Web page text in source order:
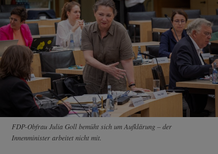
FDP-Obfrau Julia Goll bemüht sich um Aufklärung – der
Innenminister arbeitet nicht mit.